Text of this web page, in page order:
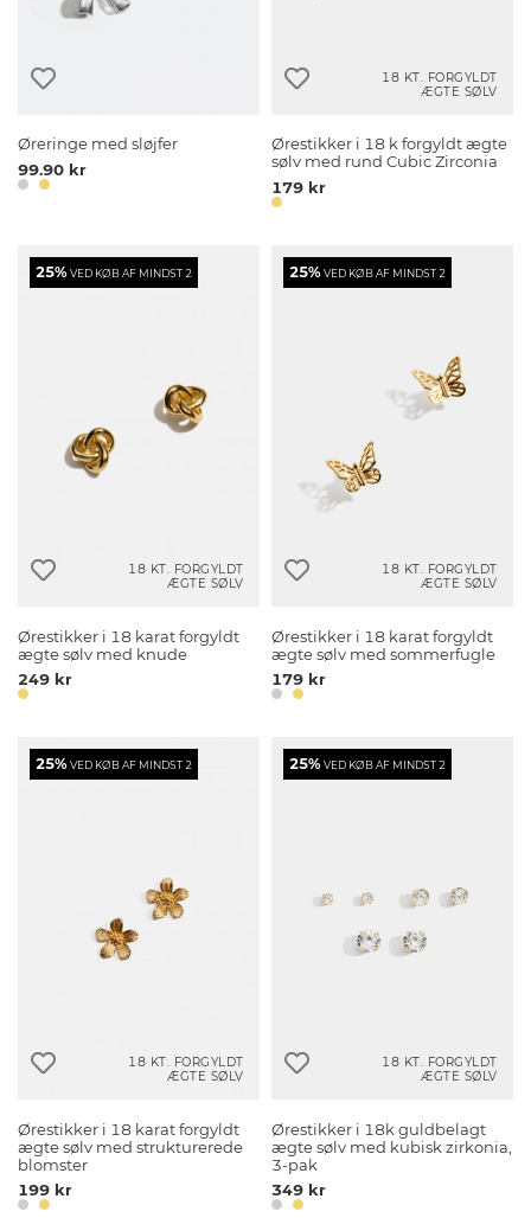
Øreringe med sløjfer
99.90 kr
18 KT. FORGYLDT
ÆGTE SØLV
Ørestikker i 18 k forgyldt ægte
sølv med rund Cubic Zirconia
179 kr
25%VED KØB AF MINDST 2
18 KT. FORGYLDT
ÆGTE SØLV
Ørestikker i 18 karat forgyldt
ægte sølv med knude
249 kr
25%VED KØB AF MINDST 2
18 KT. FORGYLDT
ÆGTE SØLV
Ørestikker i 18 karat forgyldt
ægte sølv med sommerfugle
179 kr
25%VED KØB AF MINDST 2
18 KT. FORGYLDT
ÆGTE SØLV
Ørestikker i 18 karat forgyldt
ægte sølv med strukturerede
blomster
199 kr
25%VED KØB AF MINDST 2
18 KT. FORGYLDT
ÆGTE SØLV
Ørestikker i 18k guldbelagt
ægte sølv med kubisk zirkonia,
3-pak
349 kr